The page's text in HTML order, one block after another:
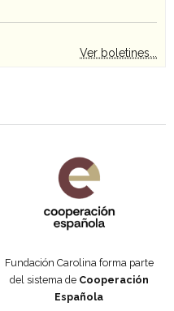
Ver boletines...
Fundación Carolina forma parte
del sistema de Cooperación
Española